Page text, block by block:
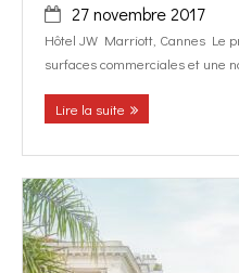
27 novembre 2017
Hôtel JW Marriott, Cannes Le
surfaces commerciales et une
Lire la suite